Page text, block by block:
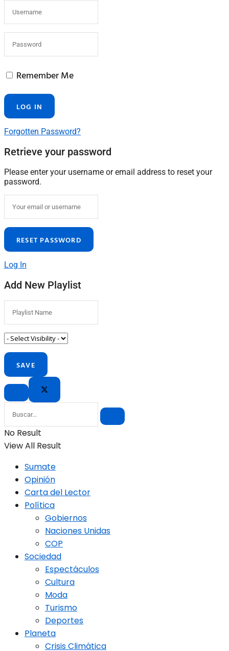
Remember Me
Forgotten Password?
Retrieve your password
Please enter your username or email address to reset your
password.
Log In
Add New Playlist
No Result
View All Result
Sumate
Opinión
Carta del Lector
Política
Gobiernos
Naciones Unidas
COP
Sociedad
Espectáculos
Cultura
Moda
Turismo
Deportes
Planeta
Crisis Climática